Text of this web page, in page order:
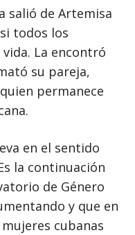
salió de Artemisa
todos los
La encontró
su pareja,
permanece
en el sentido
la continuación
de Género
y que en
cubanas